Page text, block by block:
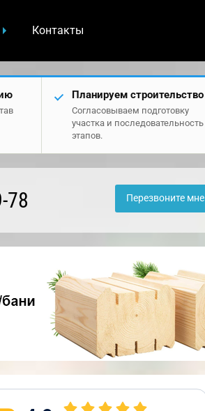
Контакты
Планируем строительство
Согласовываем подготовку
участка и последовательность
этапов.
78 Перезвоните мне